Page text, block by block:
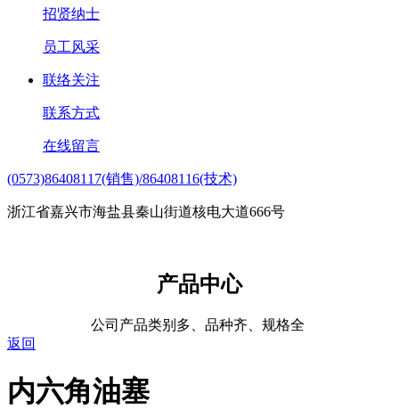
招贤纳士
员工风采
联络关注
联系方式
在线留言
(0573)86408117(销售)/86408116(技术)
浙江省嘉兴市海盐县秦山街道核电大道666号
产品中心
公司产品类别多、品种齐、规格全
返回
内六角油塞